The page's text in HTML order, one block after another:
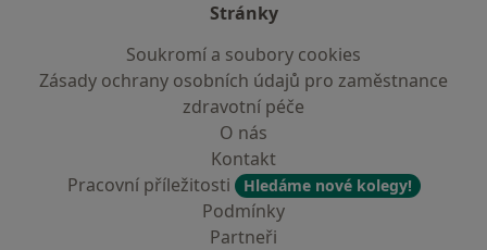
Stránky
Soukromí a soubory cookies
Zásady ochrany osobních údajů pro zaměstnance
zdravotní péče
O nás
Kontakt
Pracovní příležitosti
Hledáme nové kolegy!
Podmínky
Partneři